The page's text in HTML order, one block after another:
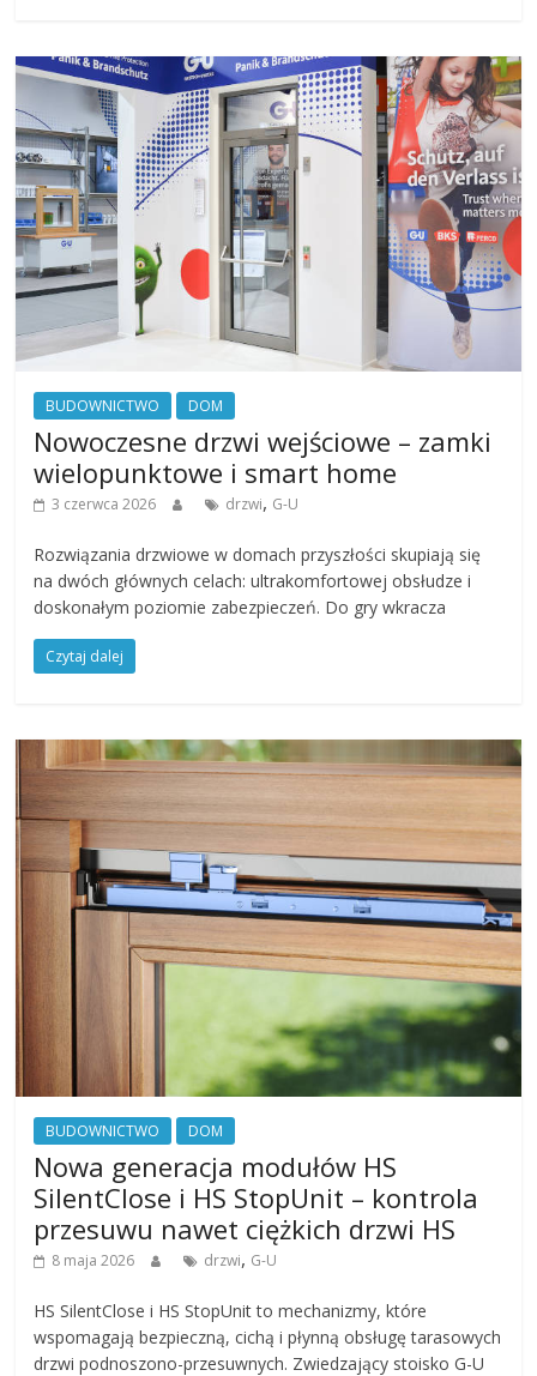
BUDOWNICTWO DOM
Nowoczesne drzwi wejściowe – zamki
wielopunktowe i smart home
3 czerwca 2026 drzwi, G-U
Rozwiązania drzwiowe w domach przyszłości skupiają się
na dwóch głównych celach: ultrakomfortowej obsłudze i
doskonałym poziomie zabezpieczeń. Do gry wkracza
Czytaj dalej
BUDOWNICTWO DOM
Nowa generacja modułów HS
SilentClose i HS StopUnit – kontrola
przesuwu nawet ciężkich drzwi HS
8 maja 2026 drzwi, G-U
HS SilentClose i HS StopUnit to mechanizmy, które
wspomagają bezpieczną, cichą i płynną obsługę tarasowych
drzwi podnoszono-przesuwnych. Zwiedzający stoisko G-U